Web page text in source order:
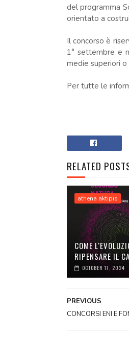
del programma
orientato a
Il concorso è
1° settembre e
medie superiori o
Per tutte le
RELATED
athena aktipis
COME
RIPENSARE IL
OCTOBER 17, 2024
PREVIOUS
CONCORSI ENI E